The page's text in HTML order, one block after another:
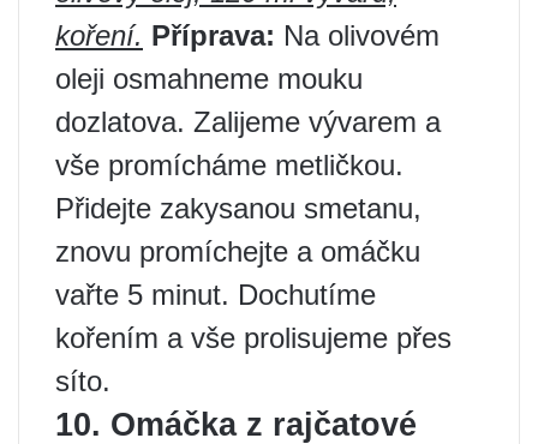
koření. Příprava: Na olivovém
oleji osmahneme mouku
dozlatova. Zalijeme vývarem a
vše promícháme metličkou.
Přidejte zakysanou smetanu,
znovu promíchejte a omáčku
vařte 5 minut. Dochutíme
kořením a vše prolisujeme přes
síto.
10. Omáčka z rajčatové